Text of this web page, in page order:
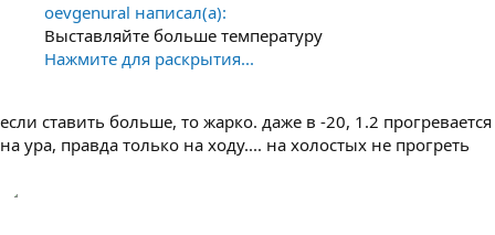
oevgenural написал(а):
Выставляйте больше температуру
Нажмите для раскрытия...
если ставить больше, то жарко. даже в -20, 1.2 прогревается
на ура, правда только на ходу.... на холостых не прогреть